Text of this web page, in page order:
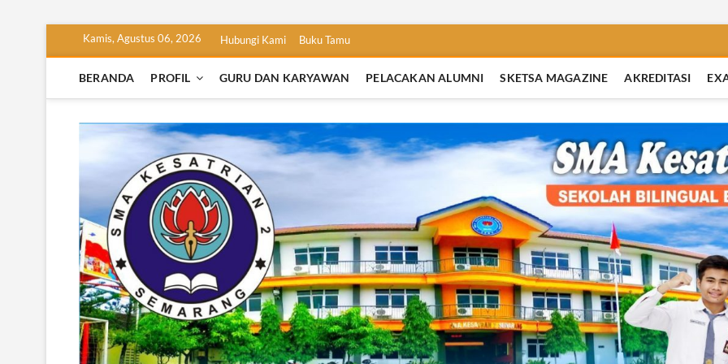
Kamis, Agustus 06, 2026 Hubungi Kami Buku Tamu
BERANDA PROFIL GURU DAN KARYAWAN PELACAKAN ALUMNI SKETSA MAGAZINE AKREDITASI